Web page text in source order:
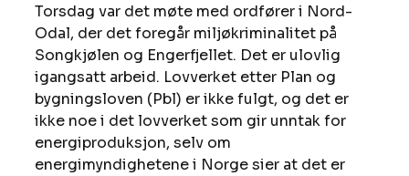
Torsdag var det møte med ordfører i Nord-
Odal, der det foregår miljøkriminalitet på
Songkjølen og Engerfjellet. Det er ulovlig
igangsatt arbeid. Lovverket etter Plan og
bygningsloven (Pbl) er ikke fulgt, og det er
ikke noe i det lovverket som gir unntak for
energiproduksjon, selv om
energimyndighetene i Norge sier at det er